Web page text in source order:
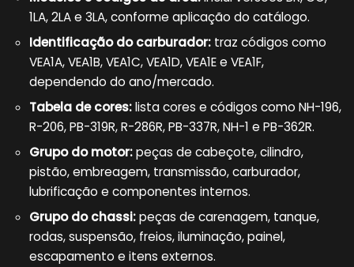
1LA, 2LA e 3LA, conforme aplicação do catálogo.
Identificação do carburador: traz códigos como
VEA1A, VEA1B, VEA1C, VEA1D, VEA1E e VEA1F,
dependendo do ano/mercado.
Tabela de cores:lista cores e códigos como NH-196,
R-206, PB-319R, R-286R, PB-337R, NH-1 e PB-362R.
Grupo do motor:peças de cabeçote, cilindro,
pistão, embreagem, transmissão, carburador,
lubrificação e componentes internos.
Grupo do chassi:peças de carenagem, tanque,
rodas, suspensão, freios, iluminação, painel,
escapamento e itens externos.